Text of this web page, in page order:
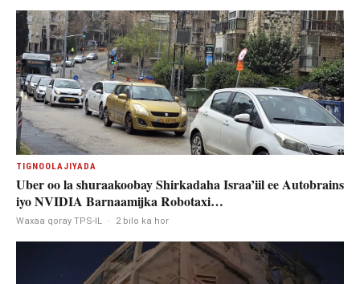
TIGNOOLAJIYADA
Uber oo la shuraakoobay Shirkadaha Israa’iil ee Autobrains
iyo NVIDIA Barnaamijka Robotaxi…
Waxaa qoray TPS-IL · 2 bilo ka hor